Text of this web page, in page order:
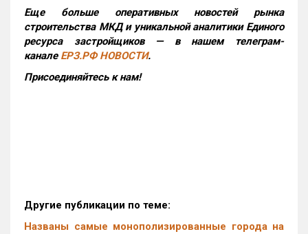
Еще больше оперативных новостей рынка
строительства МКД и уникальной аналитики Единого
ресурса застройщиков — в нашем телеграм-
канале ЕРЗ.РФ НОВОСТИ.
Присоединяйтесь к нам!
Другие публикации по теме:
Названы самые монополизированные города на